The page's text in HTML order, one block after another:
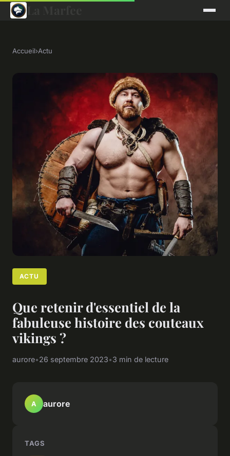
Accueil›Actu
ACTU
Que retenir d'essentiel de la
fabuleuse histoire des couteaux
vikings ?
aurore•26 septembre 2023•3 min de lecture
A aurore
TAGS